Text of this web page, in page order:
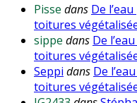
Pisse dans De
toitures
sippe dans De
toitures
Seppi dans De
toitures